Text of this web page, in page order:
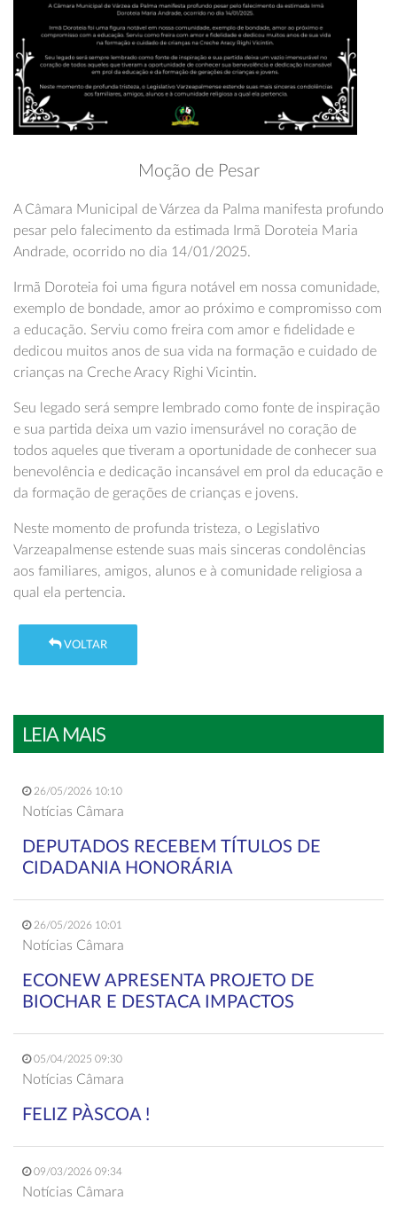
Moção de Pesar
A Câmara Municipal de Várzea da Palma manifesta profundo
pesar pelo falecimento da estimada Irmã Doroteia Maria
Andrade, ocorrido no dia 14/01/2025.
Irmã Doroteia foi uma figura notável em nossa comunidade,
exemplo de bondade, amor ao próximo e compromisso com
a educação. Serviu como freira com amor e fidelidade e
dedicou muitos anos de sua vida na formação e cuidado de
crianças na Creche Aracy Righi Vicintin.
Seu legado será sempre lembrado como fonte de inspiração
e sua partida deixa um vazio imensurável no coração de
todos aqueles que tiveram a oportunidade de conhecer sua
benevolência e dedicação incansável em prol da educação e
da formação de gerações de crianças e jovens.
Neste momento de profunda tristeza, o Legislativo
Varzeapalmense estende suas mais sinceras condolências
aos familiares, amigos, alunos e à comunidade religiosa a
qual ela pertencia.
VOLTAR
LEIA MAIS
26/05/2026 10:10
Notícias Câmara
DEPUTADOS RECEBEM TÍTULOS DE
CIDADANIA HONORÁRIA
26/05/2026 10:01
Notícias Câmara
ECONEW APRESENTA PROJETO DE
BIOCHAR E DESTACA IMPACTOS
05/04/2025 09:30
Notícias Câmara
FELIZ PÀSCOA !
09/03/2026 09:34
Notícias Câmara